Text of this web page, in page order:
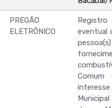
PREGÃO
ELETRÔNICO
Registro
eventual
Comum